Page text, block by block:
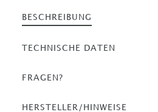
BESCHREIBUNG
TECHNISCHE DATEN
FRAGEN?
HERSTELLER/HINWEISE